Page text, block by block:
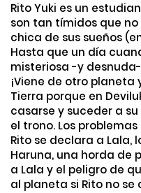
Rito Yuki es un
son tan tímidos que
chica de sus sueños
Hasta que un día
misteriosa -y
¡Viene de otro planeta
Tierra porque en
casarse y suceder a su
el trono. Los
Rito se declara a Lala,
Haruna, una horda de
a Lala y el peligro de
al planeta si Rito no se